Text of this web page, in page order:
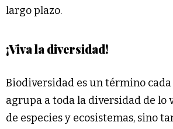
largo plazo.
¡Viva la diversidad!
Biodiversidad es un término cada
agrupa a toda la diversidad de lo
de especies y ecosistemas, sino